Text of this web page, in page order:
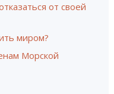
от своей
миром?
Морской